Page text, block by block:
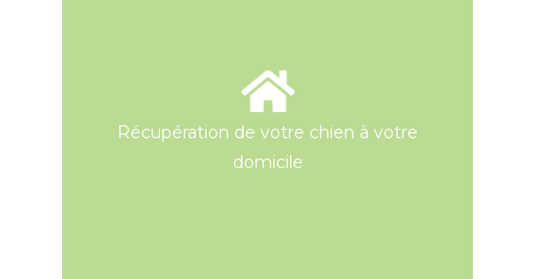
Récupération de votre chien à votre
domicile
Récupération de votre chien à votre
domicile